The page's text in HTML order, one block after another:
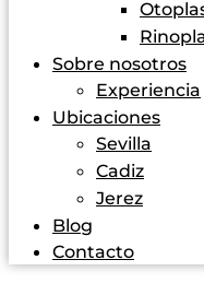
Sobre nosotros
Experiencia
Ubicaciones
Sevilla
Cadiz
Jerez
Blog
Contacto